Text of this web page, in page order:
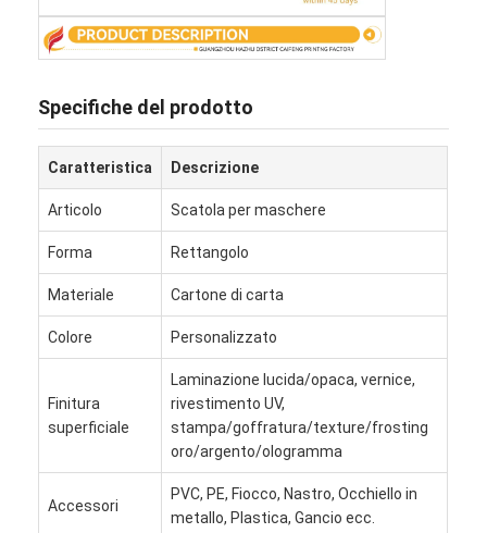
Casa.
Chi Siamo
Specifiche del prodotto
Caratteristica Descrizione
Articolo Scatola per maschere
Forma Rettangolo
Materiale Cartone di carta
Colore Personalizzato
Finitura
superficiale
Laminazione lucida/opaca, vernice,
rivestimento UV,
stampa/goffratura/texture/frosting
oro/argento/ologramma
Accessori
PVC, PE, Fiocco, Nastro, Occhiello in
metallo, Plastica, Gancio ecc.